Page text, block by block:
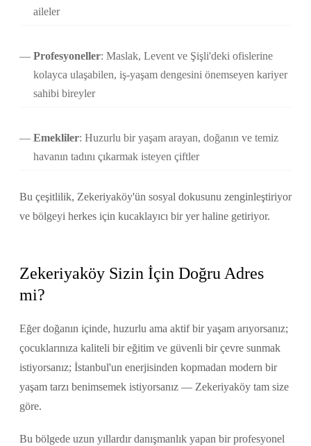
aileler
Profesyoneller: Maslak, Levent ve Şişli'deki ofislerine
kolayca ulaşabilen, iş-yaşam dengesini önemseyen kariyer
sahibi bireyler
Emekliler: Huzurlu bir yaşam arayan, doğanın ve temiz
havanın tadını çıkarmak isteyen çiftler
Bu çeşitlilik, Zekeriyaköy'ün sosyal dokusunu zenginleştiriyor
ve bölgeyi herkes için kucaklayıcı bir yer haline getiriyor.
Zekeriyaköy Sizin İçin Doğru Adres
mi?
Eğer doğanın içinde, huzurlu ama aktif bir yaşam arıyorsanız;
çocuklarınıza kaliteli bir eğitim ve güvenli bir çevre sunmak
istiyorsanız; İstanbul'un enerjisinden kopmadan modern bir
yaşam tarzı benimsemek istiyorsanız — Zekeriyaköy tam size
göre.
Bu bölgede uzun yıllardır danışmanlık yapan bir profesyonel